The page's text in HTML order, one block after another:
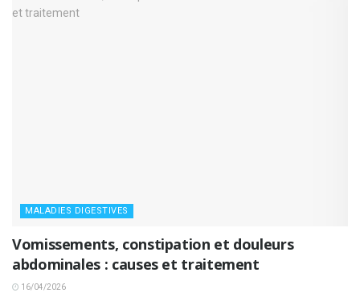
MALADIES DIGESTIVES
Vomissements, constipation et douleurs
abdominales : causes et traitement
16/04/2026